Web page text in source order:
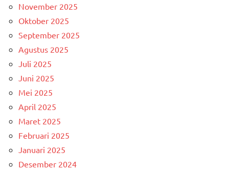
November 2025
Oktober 2025
September 2025
Agustus 2025
Juli 2025
Juni 2025
Mei 2025
April 2025
Maret 2025
Februari 2025
Januari 2025
Desember 2024